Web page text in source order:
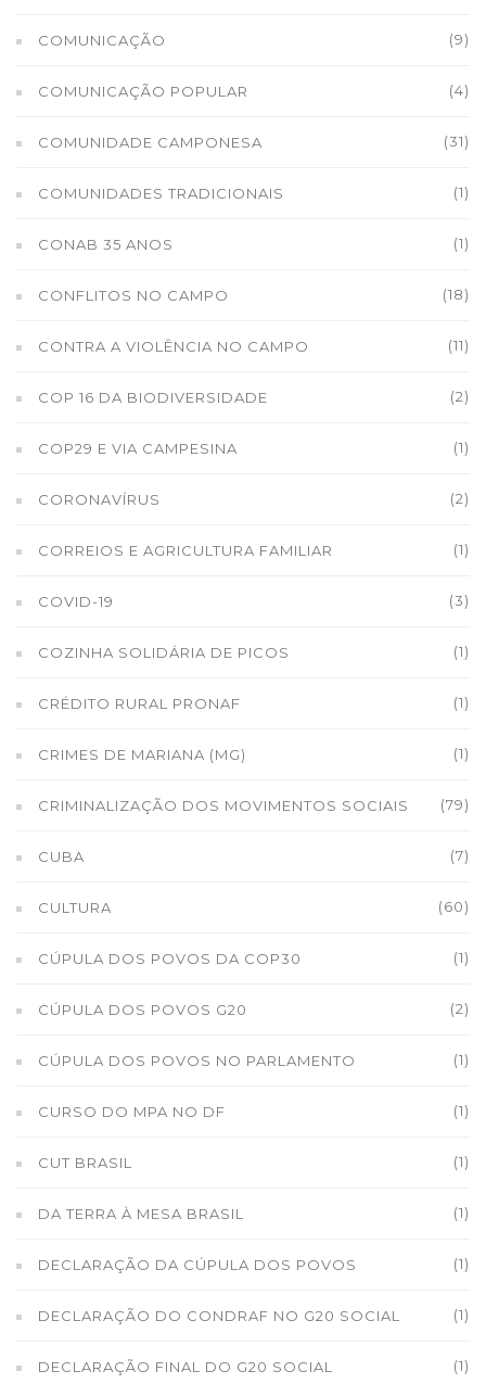
COMUNICAÇÃO (9)
COMUNICAÇÃO POPULAR (4)
COMUNIDADE CAMPONESA (31)
COMUNIDADES TRADICIONAIS (1)
CONAB 35 ANOS (1)
CONFLITOS NO CAMPO (18)
CONTRA A VIOLÊNCIA NO CAMPO (11)
COP 16 DA BIODIVERSIDADE (2)
COP29 E VIA CAMPESINA (1)
CORONAVÍRUS (2)
CORREIOS E AGRICULTURA FAMILIAR (1)
COVID-19 (3)
COZINHA SOLIDÁRIA DE PICOS (1)
CRÉDITO RURAL PRONAF (1)
CRIMES DE MARIANA (MG) (1)
CRIMINALIZAÇÃO DOS MOVIMENTOS SOCIAIS (79)
CUBA (7)
CULTURA (60)
CÚPULA DOS POVOS DA COP30 (1)
CÚPULA DOS POVOS G20 (2)
CÚPULA DOS POVOS NO PARLAMENTO (1)
CURSO DO MPA NO DF (1)
CUT BRASIL (1)
DA TERRA À MESA BRASIL (1)
DECLARAÇÃO DA CÚPULA DOS POVOS (1)
DECLARAÇÃO DO CONDRAF NO G20 SOCIAL (1)
DECLARAÇÃO FINAL DO G20 SOCIAL (1)